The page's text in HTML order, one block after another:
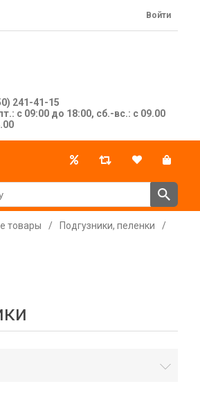
241-41-15
с 09:00 до 18:00, сб.-вс.: с 09.00
Войти
товары / Подгузники, пеленки
/